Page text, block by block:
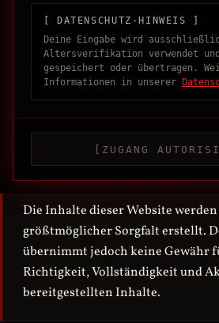
[ DATENSCHUTZ-HINWEIS ]
Deine Eingabe wird
Altersverifikation verwendet
gespeichert oder übertragen.
Informationen in unserer
[ZUGANG
geschützt. Die Nutzung ist
private, nicht kommerzielle
Der Zugang zu bestimmten
Personen ab 18 Jahren
3. HAFTUNGSAUSSCHLUSS
Die Inhalte dieser Website
größtmöglicher Sorgfalt erstellt.
übernimmt jedoch keine Gewähr
Richtigkeit, Vollständigkeit und
bereitgestellten Inhalte.